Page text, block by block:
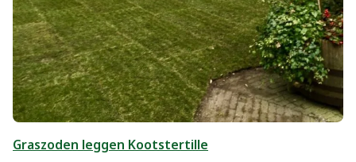
Graszoden leggen Kootstertille